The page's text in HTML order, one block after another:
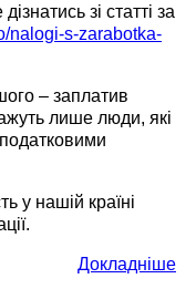
зі статті за
nalogi-s-zarabotka-
– заплатив
лише люди, які
у нашій країні
Докладніше